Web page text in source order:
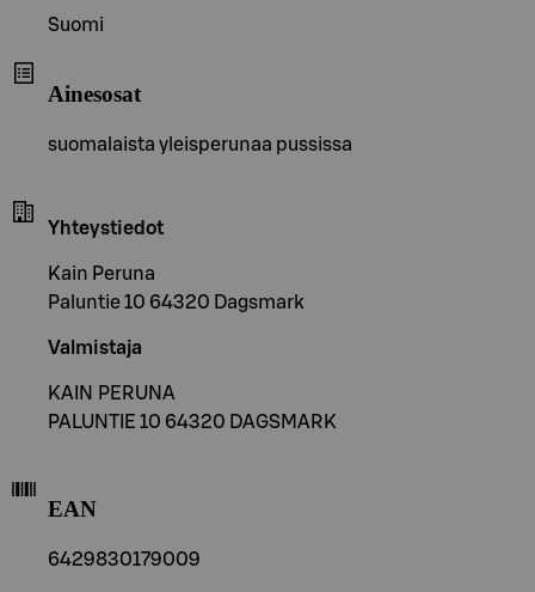
Suomi
Ainesosat
suomalaista yleisperunaa pussissa
Yhteystiedot
Kain Peruna
Paluntie 10 64320 Dagsmark
Valmistaja
KAIN PERUNA
PALUNTIE 10 64320 DAGSMARK
EAN
6429830179009